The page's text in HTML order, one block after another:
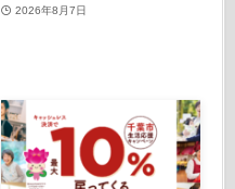
2026年8月7日